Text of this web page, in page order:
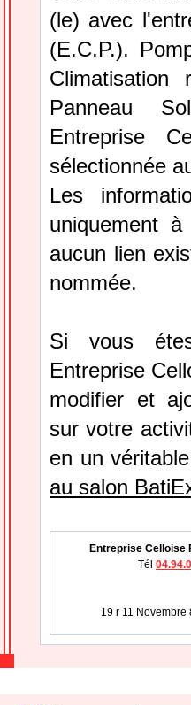
(le) avec
(E.C.P.).
Climatisation
Panneau
Entreprise
sélectionnée
Les
uniquement
aucun lien
nommée.
Si vous
Entreprise
modifier et
sur votre
en un
au salon
Entreprise Celloise
Tél
19 r 11 Novembre